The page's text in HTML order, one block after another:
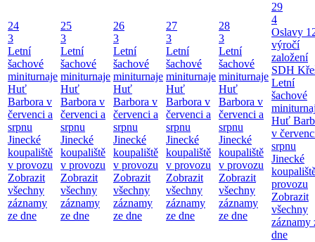
24
3
Letní
šachové
miniturnaje
Huť
Barbora v
červenci a
srpnu
Jinecké
koupaliště
v provozu
Zobrazit
všechny
záznamy
ze dne
25
3
Letní
šachové
miniturnaje
Huť
Barbora v
červenci a
srpnu
Jinecké
koupaliště
v provozu
Zobrazit
všechny
záznamy
ze dne
26
3
Letní
šachové
miniturnaje
Huť
Barbora v
červenci a
srpnu
Jinecké
koupaliště
v provozu
Zobrazit
všechny
záznamy
ze dne
27
3
Letní
šachové
miniturnaje
Huť
Barbora v
červenci a
srpnu
Jinecké
koupaliště
v provozu
Zobrazit
všechny
záznamy
ze dne
28
3
Letní
šachové
miniturnaje
Huť
Barbora v
červenci a
srpnu
Jinecké
koupaliště
v provozu
Zobrazit
všechny
záznamy
ze dne
29
4
Oslavy
výročí
založení
SDH
Letní
šachové
Huť
v
srpnu
Jinecké
provozu
Zobrazit
všechny
záznamy
dne